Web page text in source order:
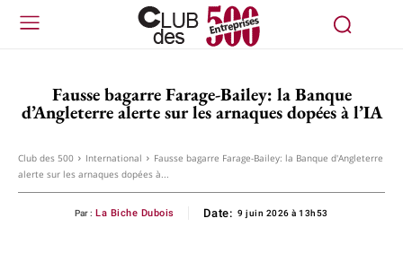
Fausse bagarre Farage-Bailey: la Banque
d’Angleterre alerte sur les arnaques dopées à l’IA
Club des 500 International
Fausse bagarre Farage-Bailey: la Banque d'Angleterre
alerte sur les arnaques dopées à...
Par : La Biche Dubois Date: 9 juin 2026 à 13h53